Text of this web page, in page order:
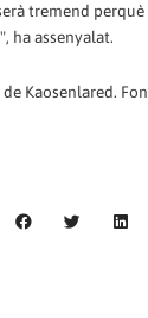
tremend
ha assenyalat.
Kaosenlared.